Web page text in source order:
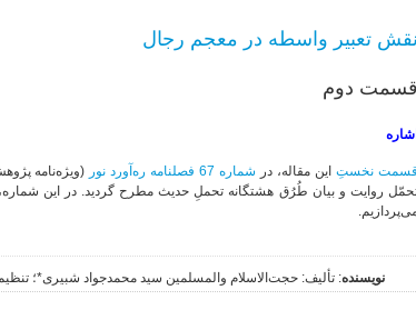
نقش تعبیر واسطه در معجم رجال
قسمت دوم
اشاره
قسمت نخستِاین مقاله، در شماره 67 فصلنامه ره‌آورد نور
(ویژه‌نامه
روایت و بیان طُرُق هشتگانه تحملِ حدیث مطرح گردید. در این شماره،
نویسنده: تألیف: حجت‌الاسلام والمسلمین سید محمدجواد شبیری*؛